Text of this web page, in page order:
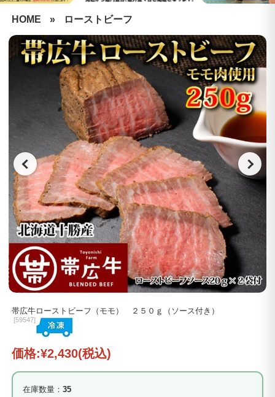
HOME » ローストビーフ
帯広牛ローストビーフ（モモ） ２５０ｇ（ソース付き）
[59547]
価格:¥2,430(税込)
在庫数量： 35